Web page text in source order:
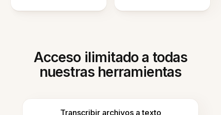
Acceso ilimitado a todas
nuestras herramientas
Transcribir archivos a texto